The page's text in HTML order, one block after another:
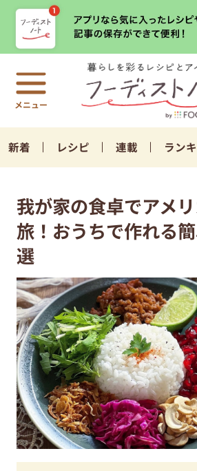
新着 レシピ 連載 ラン
我が家の食卓でアメ
旅！おうちで作れる
選